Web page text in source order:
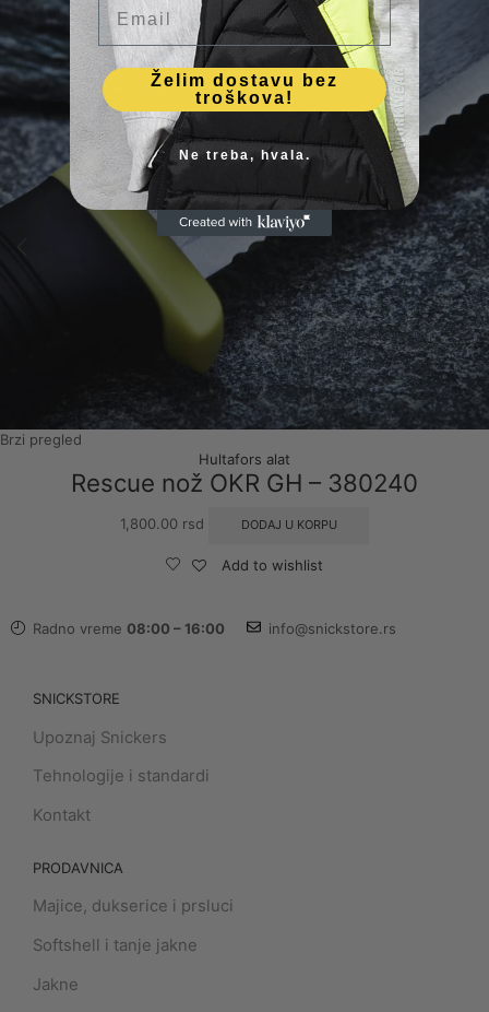
Brzi pregled
Hultafors alat
Rescue nož OKR GH – 380240
1,800.00 rsd DODAJ U KORPU
Add to wishlist
Radno vreme 08:00 – 16:00 info@snickstore.rs
SNICKSTORE
Upoznaj Snickers
Tehnologije i standardi
Kontakt
PRODAVNICA
Majice, dukserice i prsluci
Softshell i tanje jakne
Jakne
Želim dostavu bez
troškova!
Ne treba, hvala.